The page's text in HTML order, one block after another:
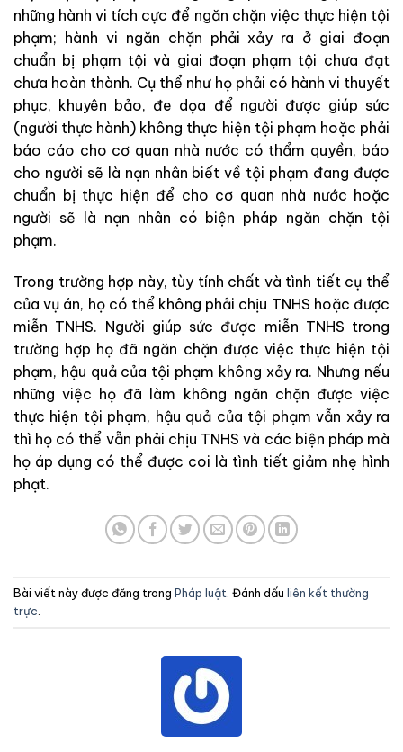
những hành vi tích cực để ngăn chặn việc thực hiện tội
phạm; hành vi ngăn chặn phải xảy ra ở giai đoạn
chuẩn bị phạm tội và giai đoạn phạm tội chưa đạt
chưa hoàn thành. Cụ thể như họ phải có hành vi thuyết
phục, khuyên bảo, đe dọa để người được giúp sức
(người thực hành) không thực hiện tội phạm hoặc phải
báo cáo cho cơ quan nhà nước có thẩm quyền, báo
cho người sẽ là nạn nhân biết về tội phạm đang được
chuẩn bị thực hiện để cho cơ quan nhà nước hoặc
người sẽ là nạn nhân có biện pháp ngăn chặn tội
phạm.
Trong trường hợp này, tùy tính chất và tình tiết cụ thể
của vụ án, họ có thể không phải chịu TNHS hoặc được
miễn TNHS. Người giúp sức được miễn TNHS trong
trường hợp họ đã ngăn chặn được việc thực hiện tội
phạm, hậu quả của tội phạm không xảy ra. Nhưng nếu
những việc họ đã làm không ngăn chặn được việc
thực hiện tội phạm, hậu quả của tội phạm vẫn xảy ra
thì họ có thể vẫn phải chịu TNHS và các biện pháp mà
họ áp dụng có thể được coi là tình tiết giảm nhẹ hình
phạt.
Bài viết này được đăng trong Pháp luật. Đánh dấu liên kết thường
trực.